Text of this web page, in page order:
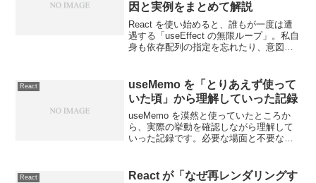
因と実例をまとめて解説
React を使い始めると、誰もが一度は遭
遇する「useEffect の無限ループ」。私自
身も依存配列の指定を忘れたり、意図せ
useEffect は無限ループ...
React
useMemo を「とりあえず使って
いた頃」から理解していった記録
useMemo を漠然と使っていたところか
ら、実際の挙動を確認しながら理解して
いった記録です。必要な場面と不要な場
React
React が「なぜ再レンダリングす